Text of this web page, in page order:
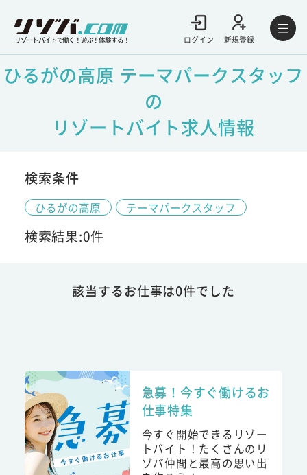
リゾートバイトで働く！遊ぶ！体験する！ ログイン 新規登録
ひるがの高原 テーマパークスタッフ
の
リゾートバイト求人情報
検索条件
ひるがの高原 テーマパークスタッフ
検索結果:0件
該当するお仕事は0件でした
急募！今すぐ働けるお
仕事特集
今すぐ開始できるリゾー
トバイト！たくさんのリ
ゾバ仲間と最高の思い出